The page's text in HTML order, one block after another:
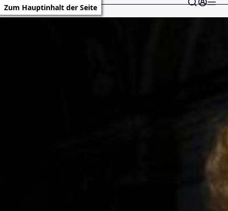
Zum Hauptinhalt der Seite